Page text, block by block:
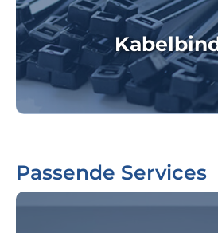
Passende Services